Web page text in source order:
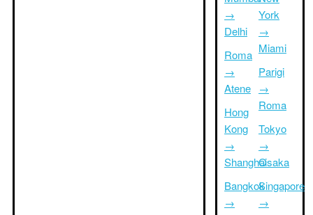
→
Delhi
Roma
→
Atene
Hong
Kong
→
Shanghai
Bangkok
→
York
→
Miami
Parigi
→
Roma
Tokyo
→
Osaka
Singapore
→